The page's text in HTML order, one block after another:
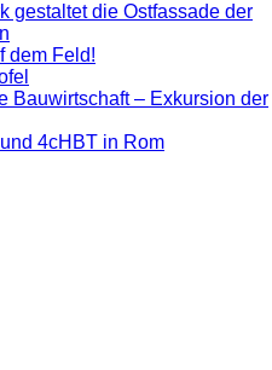
gestaltet die Ostfassade der
dem Feld!
Bauwirtschaft – Exkursion der
4cHBT in Rom